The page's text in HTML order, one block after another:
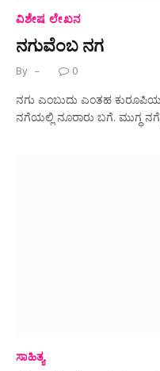
ವಿಶೇಷ ಲೇಖನ
ನಗುವೆಂಬ‌ ನಗ
By 0
ನಗು ಎಂಬುದು ಎಂತಹ
ನಗೆಯಲ್ಲಿ ನೂರಾರು ಬಗೆ. ಮುಗ್ಧ
ಸಾಹಿತ್ಯ